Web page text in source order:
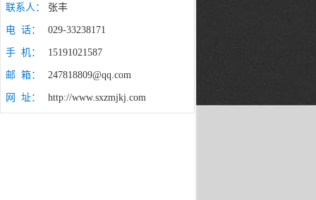
联系人： 张丰
电 话： 029-33238171
手 机： 15191021587
邮 箱： 247818809@qq.com
网 址： http://www.sxzmjkj.com